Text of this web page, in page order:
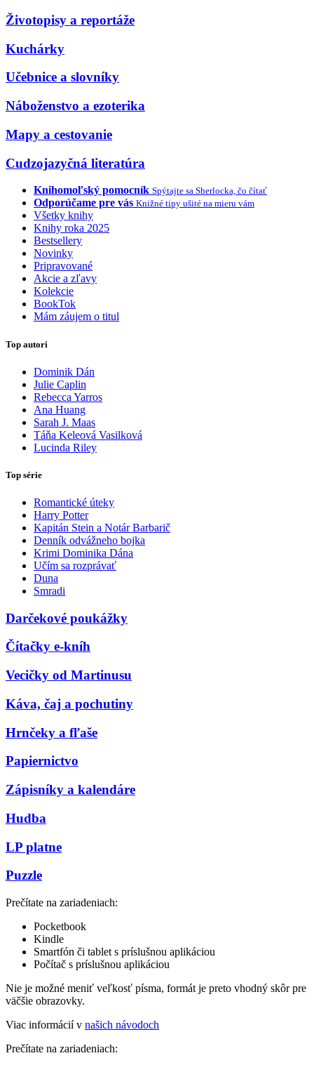
Životopisy a reportáže
Kuchárky
Učebnice a slovníky
Náboženstvo a ezoterika
Mapy a cestovanie
Cudzojazyčná literatúra
Knihomoľský pomocník Spýtajte sa Sherlocka, čo čítať
Odporúčame pre vás Knižné tipy ušité na mieru vám
Všetky knihy
Knihy roka 2025
Bestsellery
Novinky
Pripravované
Akcie a zľavy
Kolekcie
BookTok
Mám záujem o titul
Top autori
Dominik Dán
Julie Caplin
Rebecca Yarros
Ana Huang
Sarah J. Maas
Táňa Keleová Vasilková
Lucinda Riley
Top série
Romantické úteky
Harry Potter
Kapitán Stein a Notár Barbarič
Denník odvážneho bojka
Krimi Dominika Dána
Učím sa rozprávať
Duna
Smradi
Darčekové poukážky
Čítačky e-kníh
Vecičky od Martinusu
Káva, čaj a pochutiny
Hrnčeky a fľaše
Papiernictvo
Zápisníky a kalendáre
Hudba
LP platne
Puzzle
Prečítate na zariadeniach:
Pocketbook
Kindle
Smartfón či tablet s príslušnou aplikáciou
Počítač s príslušnou aplikáciou
Nie je možné meniť veľkosť písma, formát je preto vhodný skôr pre
väčšie obrazovky.
Viac informácií v našich návodoch
Prečítate na zariadeniach: